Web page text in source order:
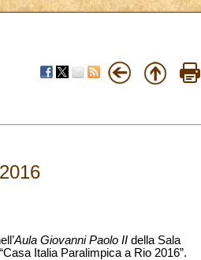
Aula Giovanni Paolo II della Sala
Italia Paralimpica a Rio 2016”.